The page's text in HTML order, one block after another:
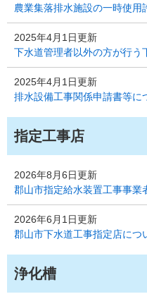
農業集落排水施設の一時使用
2025年4月1日更新
下水道管理者以外の方が行う
2025年4月1日更新
排水設備工事関係申請書等に
指定工事店
2026年8月6日更新
郡山市指定給水装置工事事業
2026年6月1日更新
郡山市下水道工事指定店につ
浄化槽